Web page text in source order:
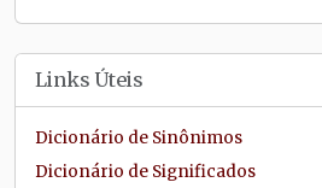
Links Úteis
Dicionário de Sinônimos
Dicionário de Significados